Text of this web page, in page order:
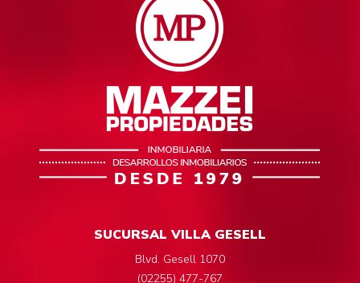
SUCURSAL VILLA GESELL
Blvd. Gesell 1070
(02255) 477-767